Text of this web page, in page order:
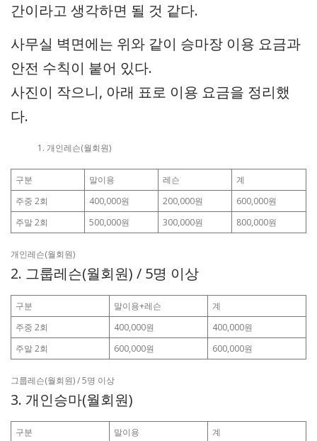
간이라고 생각하면 될 것 같다.
사무실 벽면에는 위와 같이 승마장 이용 요금과
안전 수칙이 붙어 있다.
사진이 작으니, 아래 표로 이용 요금을 정리했
다.
개인레슨(월회원)
구분 말이용 레슨
계
주중 2회
400,000원 200,000원
600,000원
주말 2회
500,000원 300,000원 800,000원
개인레슨(월회원)
2. 그룹레슨(월회원) / 5명 이상
구분 말이용+레슨
계
주중 2회
400,000원
400,000원
주말 2회
600,000원 600,000원
그룹레슨(월회원) / 5명 이상
3. 개인승마(월회원)
구분 말이용
계